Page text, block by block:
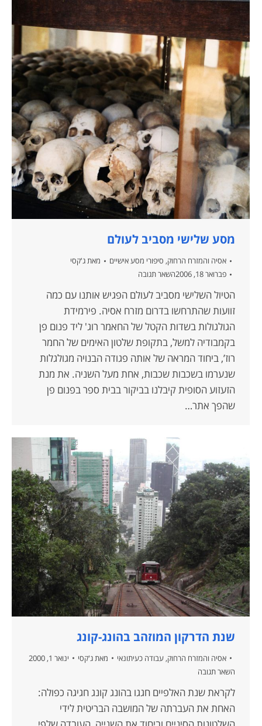
מסע שלישי מסביב לעולם
אסיה והמזרח הרחוק, סיפורי מסע אישיים מאתג'קסי
פברואר 18, 2006
השאר תגובה
הטיול השלישי מסביב לעולם הפגיש אותנו עם כמה
זוועות שהתרחשו בדרום מזרח אסיה. פירמידת
הגולגולות בשדות הקטל של החאמר רוג' ליד פנום פן
בקמבודיה למשל, בתקופת שלטון האימים של החמר
רוז’, ביחוד המראה של אותה פגודה הבנויה מגולגלות
שנערמו בשכבות שכבות, אחת מעל השניה. את מנת
הזעזוע הסופית קיבלנו בביקור בבית ספר בפנום פן
שהפך אתר…
שנת הדרקון המוזהב בהונג-קונג
אסיה והמזרח הרחוק, עבודה כעיתונאי מאת ג'קסי
ינואר 1, 2000
השאר תגובה
לקראת שנת האלפיים חגגו בהונג קונג חגיגה כפולה:
האחת את העברתה של המושבה הבריטית לידי